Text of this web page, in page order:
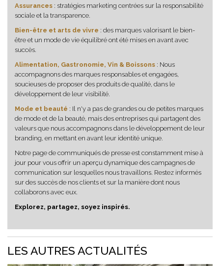
Assurances : stratégies marketing centrées sur la responsabilité
sociale et la transparence.
Bien-être et arts de vivre : des marques valorisant le bien-
être et un mode de vie équilibré ont été mises en avant avec
succès.
Alimentation, Gastronomie, Vin & Boissons : Nous
accompagnons des marques responsables et engagées,
soucieuses de proposer des produits de qualité, dans le
développement de leur visibilité.
Mode et beauté : Il n'y a pas de grandes ou de petites marques
de mode et de la beauté, mais des entreprises qui partagent des
valeurs que nous accompagnons dans le développement de leur
branding, en mettant en avant leur identité unique.
Notre page de communiqués de presse est constamment mise à
jour pour vous offrir un aperçu dynamique des campagnes de
communication sur lesquelles nous travaillons. Restez informés
sur des succès de nos clients et sur la manière dont nous
collaborons avec eux.
Explorez, partagez, soyez inspirés.
LES AUTRES ACTUALITÉS